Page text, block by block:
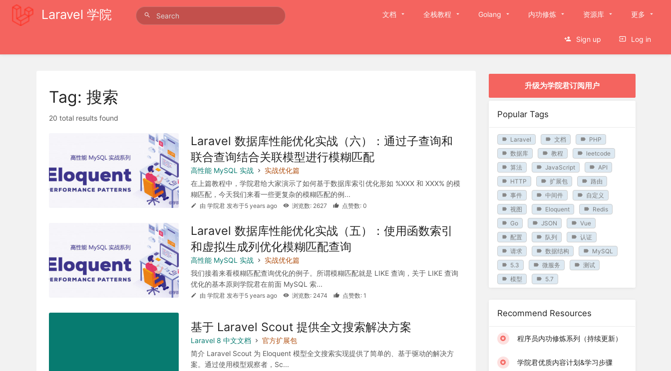
Laravel 学院 文档 全栈教程 Golang 内功修炼 资源库 更多
Sign up Log in
Tag: 搜索
20 total results found
Laravel 数据库性能优化实战（六）：通过子查询和
联合查询结合关联模型进行模糊匹配
高性能 MySQL 实战
实战优化篇
在上篇教程中，学院君给大家演示了如何基于数据库索引优化形如 %XXX 和 XXX% 的模
糊匹配，今天我们来看一些更复杂的模糊匹配的例...
由 学院君 发布于5 years ago 浏览数: 2627 点赞数: 0
Laravel 数据库性能优化实战（五）：使用函数索引
和虚拟生成列优化模糊匹配查询
高性能 MySQL 实战
实战优化篇
我们接着来看模糊匹配查询优化的例子。所谓模糊匹配就是 LIKE 查询，关于 LIKE 查询
优化的基本原则学院君在前面 MySQL 索...
由 学院君 发布于5 years ago 浏览数: 2474 点赞数: 1
基于 Laravel Scout 提供全文搜索解决方案
Laravel 8 中文文档
官方扩展包
简介 Laravel Scout 为 Eloquent 模型全文搜索实现提供了简单的、基于驱动的解决方
案。通过使用模型观察者，Sc...
升级为学院君订阅用户
Popular Tags
Laravel 文档
PHP
数据库
教程
leetcode
算法
JavaScript
API
HTTP
扩展包
路由
事件
中间件
自定义
视图
Eloquent
Redis
Go
JSON
Vue
配置
队列
认证
请求
数据结构
MySQL
5.3
微服务
测试
模型
5.7
Recommend Resources
程序员内功修炼系列（持续更新）
学院君优质内容计划&学习步骤